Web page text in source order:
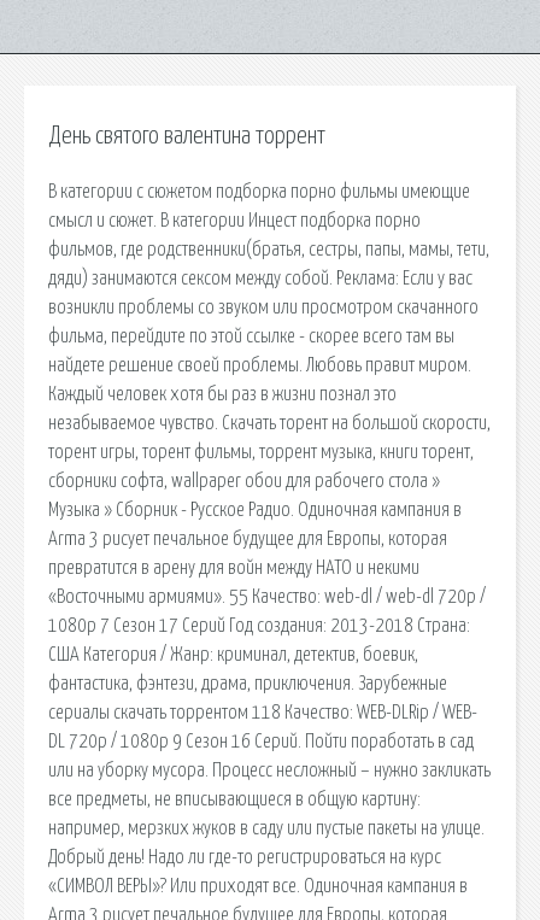
День святого валентина торрент
В категории с сюжетом подборка порно фильмы имеющие
смысл и сюжет. В категории Инцест подборка порно
фильмов, где родственники(братья, сестры, папы, мамы, тети,
дяди) занимаются сексом между собой. Реклама: Если у вас
возникли проблемы со звуком или просмотром скачанного
фильма, перейдите по этой ссылке - скорее всего там вы
найдете решение своей проблемы. Любовь правит миром.
Каждый человек хотя бы раз в жизни познал это
незабываемое чувство. Скачать торент на большой скорости,
торент игры, торент фильмы, торрент музыка, книги торент,
сборники софта, wallpaper обои для рабочего стола »
Музыка » Сборник - Русское Радио. Одиночная кампания в
Arma 3 рисует печальное будущее для Европы, которая
превратится в арену для войн между НАТО и некими
«Восточными армиями». 55 Качество: web-dl / web-dl 720p /
1080p 7 Сезон 17 Серий Год создания: 2013-2018 Страна:
США Категория / Жанр: криминал, детектив, боевик,
фантастика, фэнтези, драма, приключения. Зарубежные
сериалы скачать торрентом 118 Качество: WEB-DLRip / WEB-
DL 720p / 1080p 9 Сезон 16 Серий. Пойти поработать в сад
или на уборку мусора. Процесс несложный – нужно закликать
все предметы, не вписывающиеся в общую картину:
например, мерзких жуков в саду или пустые пакеты на улице.
Добрый день! Надо ли где-то регистрироваться на курс
«СИМВОЛ ВЕРЫ»? Или приходят все. Одиночная кампания в
Arma 3 рисует печальное будущее для Европы, которая